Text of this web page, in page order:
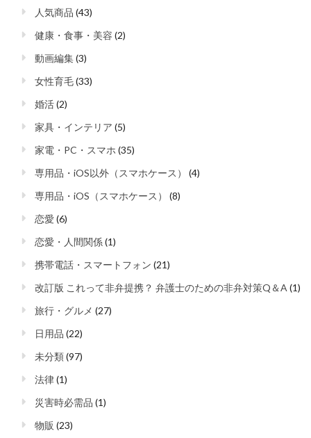
人気商品 (43)
健康・食事・美容 (2)
動画編集(3)
女性育毛(33)
婚活(2)
家具・インテリア (5)
家電・PC・スマホ (35)
専用品・iOS以外（スマホケース）
(4)
専用品・iOS（スマホケース）
(8)
恋愛 (6)
恋愛・人間関係(1)
携帯電話・スマートフォン (21)
改訂版 これって非弁提携？ 弁護士のための非弁対策Q＆A(1)
旅行・グルメ (27)
日用品 (22)
未分類(97)
法律(1)
災害時必需品 (1)
物販 (23)